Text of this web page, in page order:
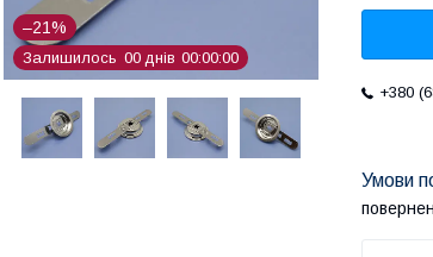
–21%
Залишилось 00 днів 00 00 00
+380